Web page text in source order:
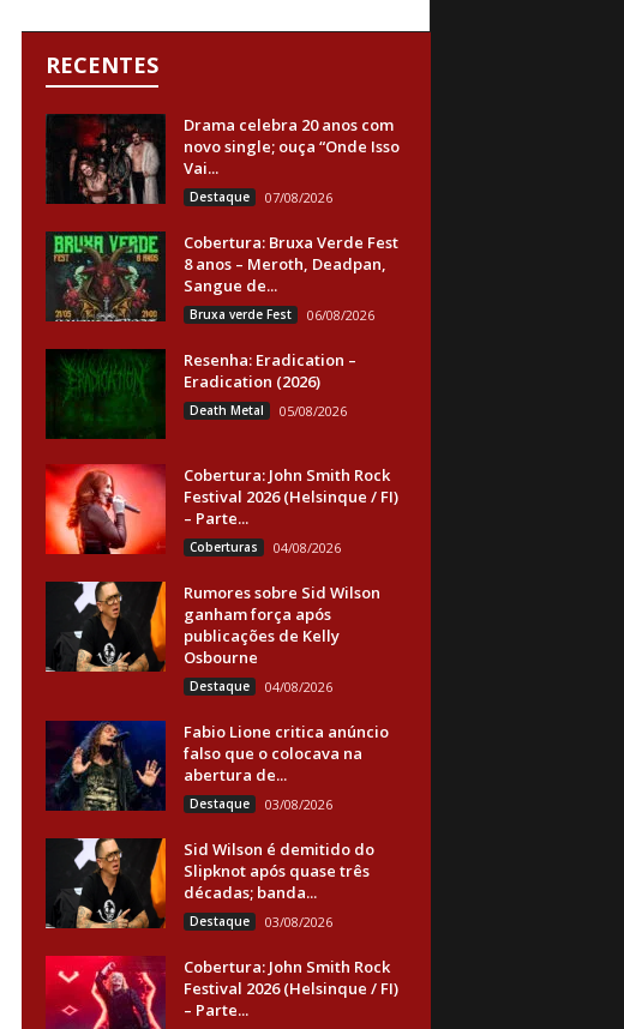
RECENTES
Drama celebra 20 anos com
novo single; ouça “Onde Isso
Vai...
Destaque 07/08/2026
Cobertura: Bruxa Verde Fest
8 anos – Meroth, Deadpan,
Sangue de...
Bruxa verde Fest 06/08/2026
Resenha: Eradication –
Eradication (2026)
Death Metal 05/08/2026
Cobertura: John Smith Rock
Festival 2026 (Helsinque / FI)
– Parte...
Coberturas 04/08/2026
Rumores sobre Sid Wilson
ganham força após
publicações de Kelly
Osbourne
Destaque 04/08/2026
Fabio Lione critica anúncio
falso que o colocava na
abertura de...
Destaque 03/08/2026
Sid Wilson é demitido do
Slipknot após quase três
décadas; banda...
Destaque 03/08/2026
Cobertura: John Smith Rock
Festival 2026 (Helsinque / FI)
– Parte...